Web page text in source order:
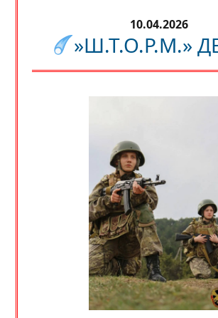
10.04.2026
»Ш.Т.О.Р.М.»